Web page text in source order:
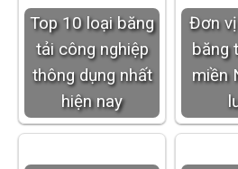
Top 10 loại băng
tải công nghiệp
thông dụng nhất
hiện nay
Đơn
băng
miền